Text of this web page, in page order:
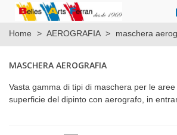
Home > AEROGRAFIA > maschera
MASCHERA AEROGRAFIA
Vasta gamma di tipi di maschera per le
superficie del dipinto con aerografo, in